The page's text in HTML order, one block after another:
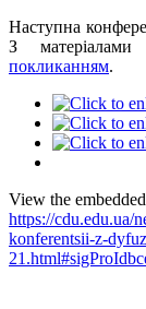
Наступна
З
покликанням.
View the
https://cdu.edu.ua/
konferentsii-z-